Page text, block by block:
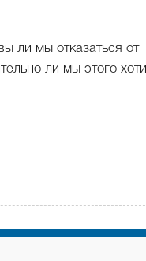
ли мы отказаться от
ли мы этого